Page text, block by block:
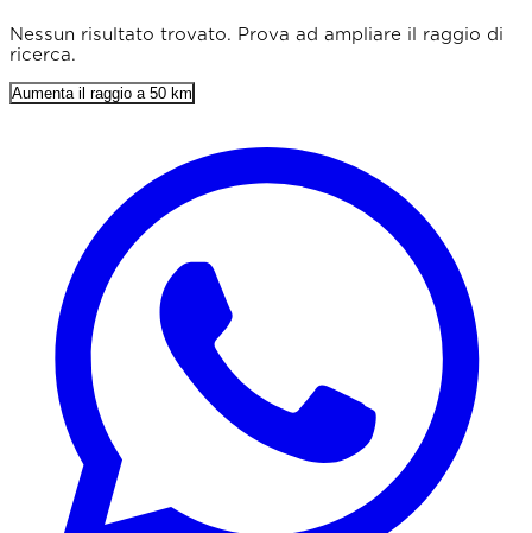
Prezzo min. (€)
Prezzo max. (€)
Lunghezza min. (m)
Solo punteggio 4+
Parcheggio incluso
Colazione inclusa
Nessun risultato trovato. Prova ad ampliare il raggio di
ricerca.
Aumenta il raggio a 50 km